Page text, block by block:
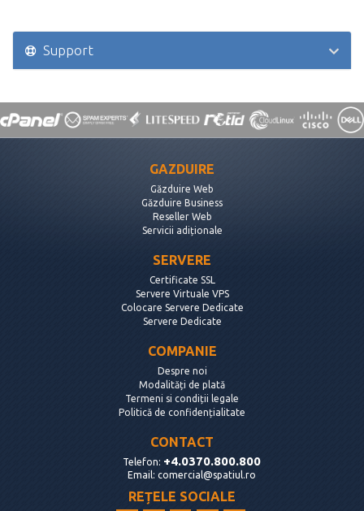
Support
GAZDUIRE
Găzduire Web
Găzduire Business
Reseller Web
Servicii adiționale
SERVERE
Certificate SSL
Servere Virtuale VPS
Colocare Servere Dedicate
Servere Dedicate
COMPANIE
Despre noi
Modalități de plată
Termeni si condiții legale
Politică de confidențialitate
CONTACT
Telefon: +4.0370.800.800
Email: comercial@spatiul.ro
REȚELE SOCIALE